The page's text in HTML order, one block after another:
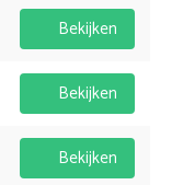
Bekijken
Bekijken
Bekijken